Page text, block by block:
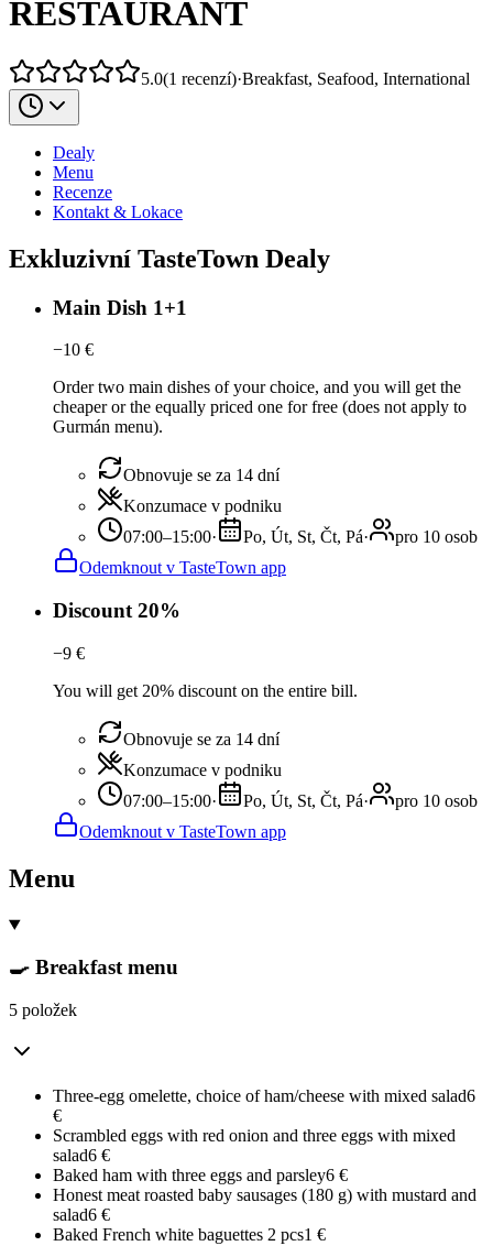
RESTAURANT
5.0(1 recenzí)·Breakfast, Seafood, International
Dealy
Menu
Recenze
Kontakt & Lokace
Exkluzivní TasteTown Dealy
Main Dish 1+1
−10 €
Order two main dishes of your choice, and you will get the
cheaper or the equally priced one for free (does not apply to
Gurmán menu).
Obnovuje se za 14 dní
Konzumace v podniku
07:00–15:00· Po, Út, St, Čt, Pá·
pro 10 osob
Odemknout v TasteTown app
Discount 20%
−9 €
You will get 20% discount on the entire bill.
Obnovuje se za 14 dní
Konzumace v podniku
07:00–15:00· Po, Út, St, Čt, Pá·
pro 10 osob
Odemknout v TasteTown app
Menu
🍳 Breakfast menu
5 položek
Three-egg omelette, choice of ham/cheese with mixed salad6
€
Scrambled eggs with red onion and three eggs with mixed
salad6 €
Baked ham with three eggs and parsley6 €
Honest meat roasted baby sausages (180 g) with mustard and
salad6 €
Baked French white baguettes 2 pcs1 €